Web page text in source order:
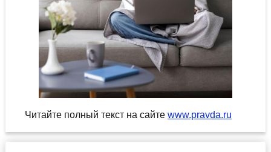
Читайте полный текст на сайте www.pravda.ru